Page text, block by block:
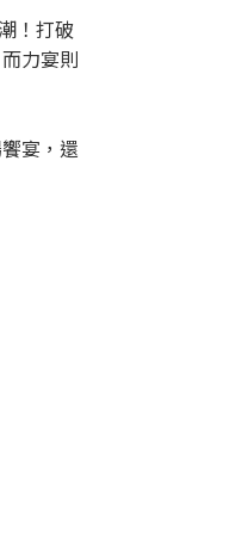
！打破
力宴則
宴，還